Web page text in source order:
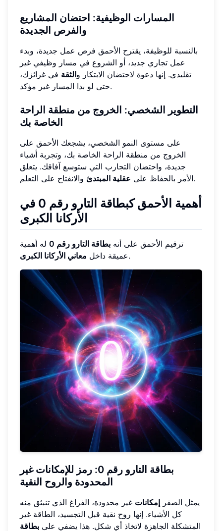
المسارات الوظيفية: احتضان المشاريع
والفرص الجديدة
بالنسبة للوظيفة، يقترح الأحمق فرص عمل جديدة، وبدء
عمل تجاري جديد، أو الشروع في مسار وظيفي غير
تقليدي. إنها دعوة لاحتضان الابتكار والثقة في غرائزك،
حتى لو بدا المسار غير مؤكد.
التطوير الشخصي: الخروج من منطقة الراحة
الخاصة بك
على مستوى النمو الشخصي، يشجعك الأحمق على
الخروج من منطقة الراحة الخاصة بك، وتجربة أشياء
جديدة، واحتضان التجارب التي ستوسع آفاقك. يتعلق
الأمر بالحفاظ على عقلية المبتدئ والانفتاح على التعلم.
أهمية الأحمق كبطاقة التارو رقم 0 في
الأركانا الكبرى
ترقيم الأحمق على أنه بطاقة التارو رقم 0
له أهمية
عميقة داخل معاني الأركانا الكبرى .
بطاقة التارو رقم 0: رمز للإمكانات غير
المحدودة والروح النقية
يمثل الصفر إمكانات غير محدودة، الفراغ الذي تنبثق منه
كل الأشياء. إنها روح نقية قبل التجسيد، الطاقة غير
المتشكلة الجاهزة لاتخاذ أي شكل. هذا يضفي على بطاقة